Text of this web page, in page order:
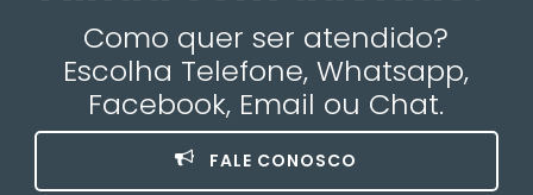
Como quer ser atendido?
Escolha Telefone, Whatsapp,
Facebook, Email ou Chat.
FALE CONOSCO